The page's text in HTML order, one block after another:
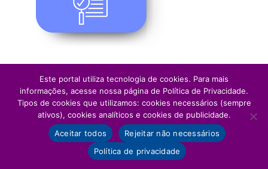
Este portal utiliza tecnologia de cookies. Para mais
informações, acesse nossa página de Política de Privacidade.
Tipos de cookies que utilizamos: cookies necessários (sempre
ativos), cookies analíticos e cookies de publicidade.
Aceitar todos
Rejeitar não necessários
Política de privacidade